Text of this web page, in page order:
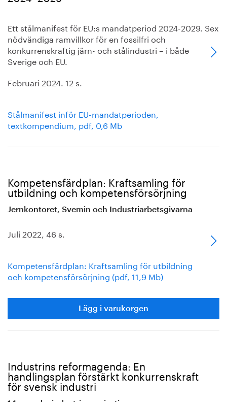
Ett stålmanifest för EU:s mandatperiod 2024-2029. Sex
nödvändiga ramvillkor för en fossilfri och
konkurrenskraftig järn- och stålindustri – i både
Sverige och EU.
Februari 2024. 12 s.
Stålmanifest inför EU-mandatperioden,
textkompendium, pdf, 0,6 Mb
Kompetensfärdplan: Kraftsamling för
utbildning och kompetensförsörjning
Jernkontoret, Svemin och Industriarbetsgivarna
Juli 2022, 46 s.
Kompetensfärdplan: Kraftsamling för utbildning
och kompetensförsörjning (pdf, 11,9 Mb)
Lägg i varukorgen
Industrins reformagenda: En
handlingsplan förstärkt konkurrenskraft
för svensk industri